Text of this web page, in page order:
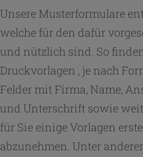
Unsere Musterformulare
welche für den dafür
und nützlich sind. So
Druckvorlagen , je nach
Felder mit Firma, Name,
und Unterschrift sowie
für Sie einige Vorlagen
abzunehmen. Unter